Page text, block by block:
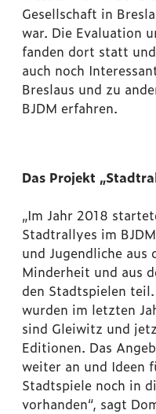
Gesellschaft in
war. Die Evaluation
fanden dort statt
auch noch
Breslaus und zu
BJDM erfahren.
Das Projekt
„Im Jahr 2018
Stadtrallyes im
und Jugendliche aus
Minderheit und aus
den Stadtspielen
wurden im letzten
sind Gleiwitz und
Editionen. Das
weiter an und Ideen
Stadtspiele noch in
vorhanden“, sagt